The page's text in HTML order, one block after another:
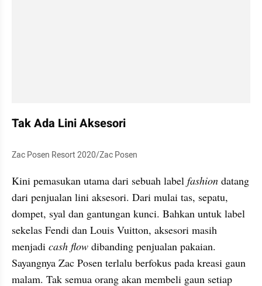
Tak Ada Lini Aksesori
Zac Posen Resort 2020/Zac Posen
Kini pemasukan utama dari sebuah label fashion datang
dari penjualan lini aksesori. Dari mulai tas, sepatu,
dompet, syal dan gantungan kunci. Bahkan untuk label
sekelas Fendi dan Louis Vuitton, aksesori masih
menjadi cash flow dibanding penjualan pakaian.
Sayangnya Zac Posen terlalu berfokus pada kreasi gaun
malam. Tak semua orang akan membeli gaun setiap